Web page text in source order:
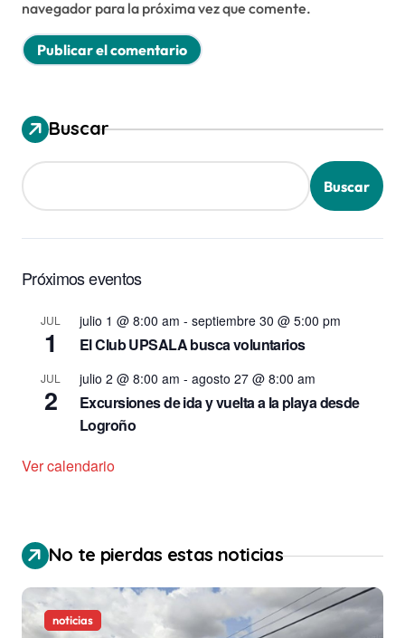
navegador para la próxima vez que comente.
Buscar
Buscar
Próximos eventos
JUL
1
julio 1 @ 8:00 am - septiembre 30 @ 5:00 pm
El Club UPSALA busca voluntarios
JUL
2
julio 2 @ 8:00 am - agosto 27 @ 8:00 am
Excursiones de ida y vuelta a la playa desde
Logroño
Ver calendario
No te pierdas estas noticias
noticias